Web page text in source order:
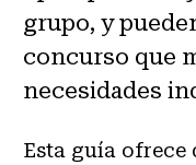
grupo, y
concurso que
necesidades
Esta guía ofrece